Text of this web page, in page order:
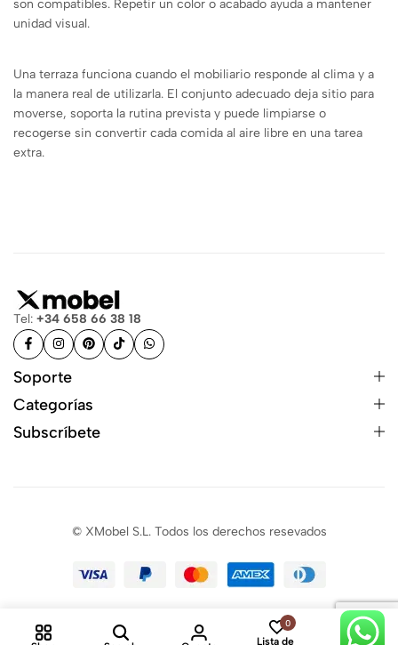
son compatibles. Repetir un color o acabado ayuda a mantener
unidad visual.
Una terraza funciona cuando el mobiliario responde al clima y a
la manera real de utilizarla. El conjunto adecuado deja sitio para
moverse, soporta la rutina prevista y puede limpiarse o
recogerse sin convertir cada comida al aire libre en una tarea
extra.
Tel: +34 658 66 38 18
Soporte
Categorías
Subscríbete
© XMobel S.L. Todos los derechos resevados
0
Lista de
0